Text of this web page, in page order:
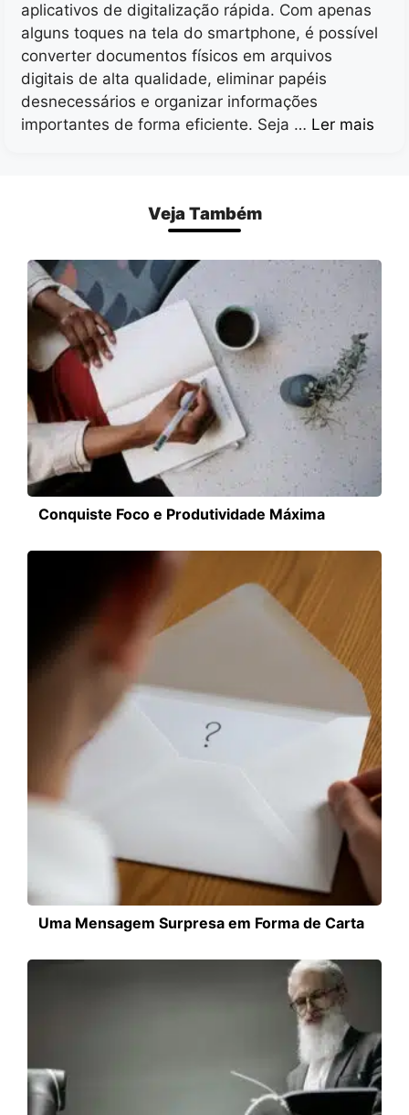
aplicativos de digitalização rápida. Com apenas
alguns toques na tela do smartphone, é possível
converter documentos físicos em arquivos
digitais de alta qualidade, eliminar papéis
desnecessários e organizar informações
importantes de forma eficiente. Seja … Ler mais
Veja Também
Conquiste Foco e Produtividade Máxima
Uma Mensagem Surpresa em Forma de Carta